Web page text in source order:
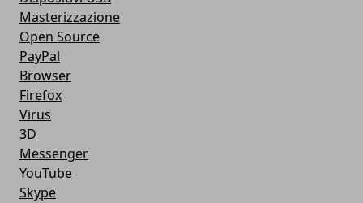
Masterizzazione
Open Source
PayPal
Browser
Firefox
Virus
3D
Messenger
YouTube
Skype